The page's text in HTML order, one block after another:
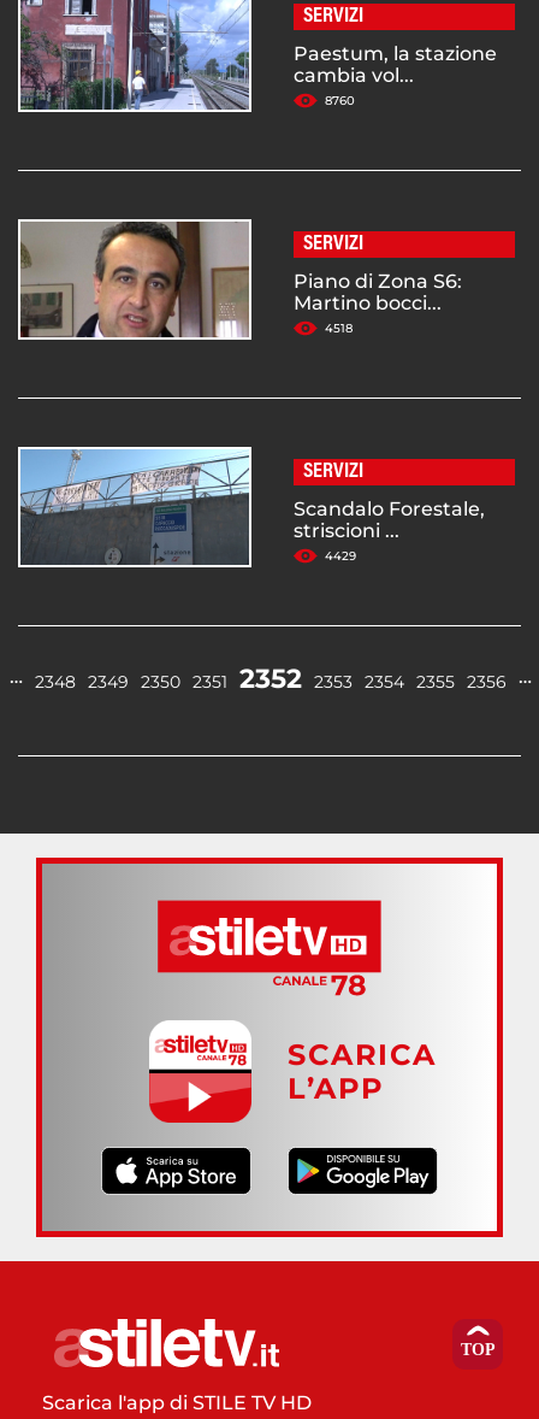
SERVIZI
Paestum, la stazione
cambia vol...
8760
SERVIZI
Piano di Zona S6:
Martino bocci...
4518
SERVIZI
Scandalo Forestale,
striscioni ...
4429
… 2348 2349 2350 2351 2352 2353 2354 2355 2356 …
SCARICA
L’APP
Scarica l'app di STILE TV HD